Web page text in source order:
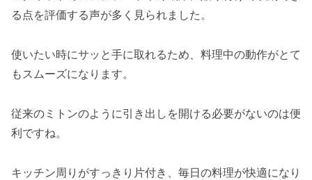
る点を評価する声が多く見られました。
使いたい時にサッと手に取れるため、料理中の動作がとて
もスムーズになります。
従来のミトンのように引き出しを開ける必要がないのは便
利ですね。
キッチン周りがすっきり片付き、毎日の料理が快適になり